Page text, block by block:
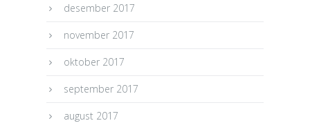
desember 2017
november 2017
oktober 2017
september 2017
august 2017